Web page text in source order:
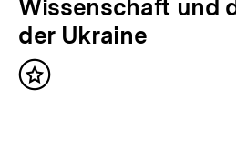
ä
c
h
s
Wissenschaft und
der Ukraine
Inhalt